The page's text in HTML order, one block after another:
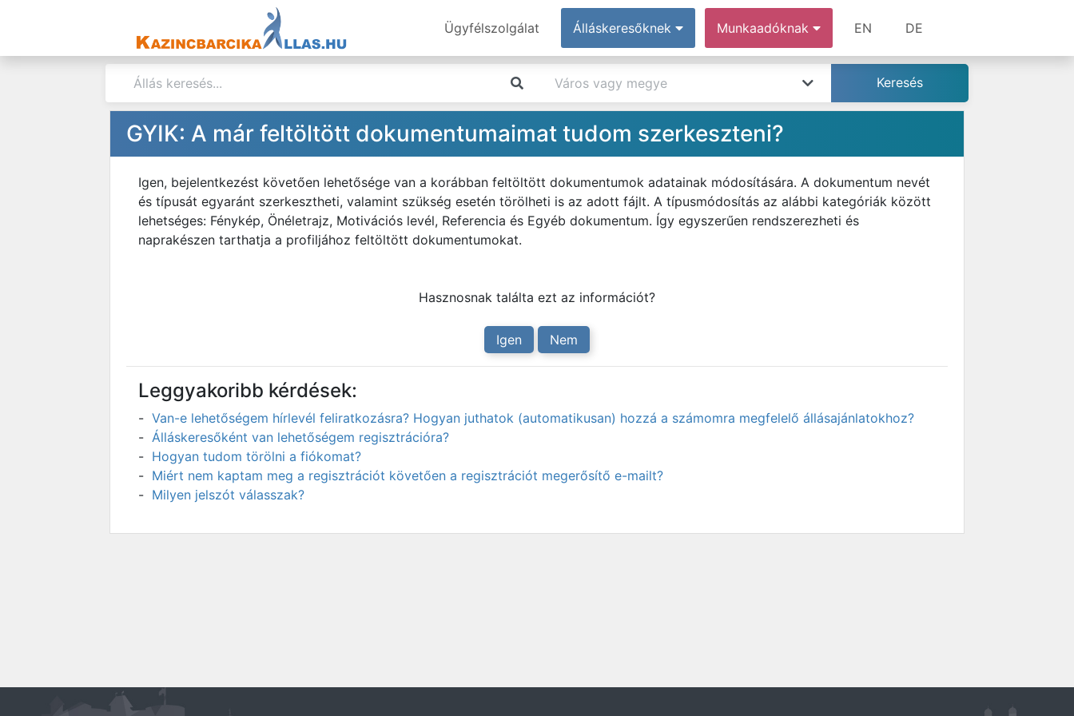
Ügyfélszolgálat Álláskeresőknek Munkaadóknak EN DE
GYIK: A már feltöltött dokumentumaimat tudom szerkeszteni?
Igen, bejelentkezést követően lehetősége van a korábban feltöltött dokumentumok adatainak módosítására. A dokumentum nevét
és típusát egyaránt szerkesztheti, valamint szükség esetén törölheti is az adott fájlt. A típusmódosítás az alábbi kategóriák között
lehetséges: Fénykép, Önéletrajz, Motivációs levél, Referencia és Egyéb dokumentum. Így egyszerűen rendszerezheti és
naprakészen tarthatja a profiljához feltöltött dokumentumokat.
Hasznosnak találta ezt az információt?
Igen Nem
Leggyakoribb kérdések:
Van-e lehetőségem hírlevél feliratkozásra? Hogyan juthatok (automatikusan) hozzá a számomra megfelelő állásajánlatokhoz?
Álláskeresőként van lehetőségem regisztrációra?
Hogyan tudom törölni a fiókomat?
Miért nem kaptam meg a regisztrációt követően a regisztrációt megerősítő e-mailt?
Milyen jelszót válasszak?